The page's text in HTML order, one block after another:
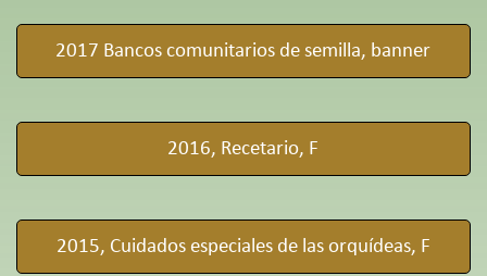
2017 Bancos comunitarios de semilla, banner
2016, Recetario, F
2015, Cuidados especiales de las orquídeas, F